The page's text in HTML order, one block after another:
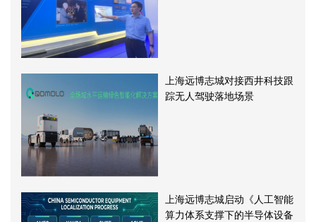
上海远博志城对接西井科技跟
踪无人驾驶落地场景
上海远博志城启动《人工智能
算力体系支撑下的半导体设备